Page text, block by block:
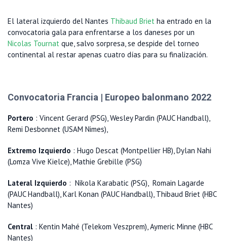
El lateral izquierdo del Nantes Thibaud Briet ha entrado en la
convocatoria gala para enfrentarse a los daneses por un
Nicolas Tournat que, salvo sorpresa, se despide del torneo
continental al restar apenas cuatro días para su finalización.
Convocatoria Francia | Europeo balonmano 2022
Portero : Vincent Gerard (PSG), Wesley Pardin (PAUC Handball),
Remi Desbonnet (USAM Nimes),
Extremo Izquierdo : Hugo Descat (Montpellier HB), Dylan Nahi
(Lomza Vive Kielce), Mathie Grebille (PSG)
Lateral Izquierdo : Nikola Karabatic (PSG), Romain Lagarde
(PAUC Handball), Karl Konan (PAUC Handball), Thibaud Briet (HBC
Nantes)
Central : Kentin Mahé (Telekom Veszprem), Aymeric Minne (HBC
Nantes)